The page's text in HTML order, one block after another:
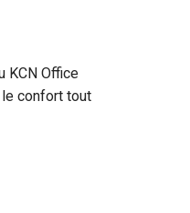
KCN Office
le confort tout